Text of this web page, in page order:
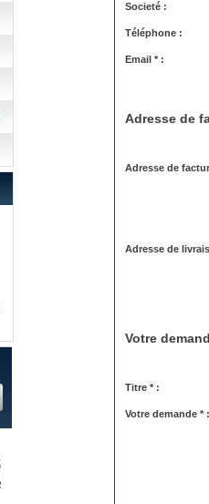
Societé :
Téléphone :
Email * :
Adresse de
Adresse de
Adresse de
Votre
Titre * :
Votre demande * :